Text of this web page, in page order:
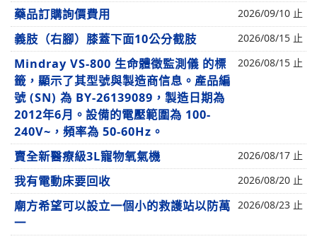
藥品訂購詢價費用 2026/09/10 止
義肢（右腳）膝蓋下面10公分截肢 2026/08/15 止
Mindray VS-800 生命體徵監測儀 的標
籤，顯示了其型號與製造商信息。產品編
號 (SN) 為 BY-26139089，製造日期為
2012年6月。設備的電壓範圍為 100-
240V~，頻率為 50-60Hz。
2026/08/15 止
賣全新醫療級3L寵物氧氣機 2026/08/17 止
我有電動床要回收 2026/08/20 止
廟方希望可以設立一個小的救護站以防萬
一
2026/08/23 止